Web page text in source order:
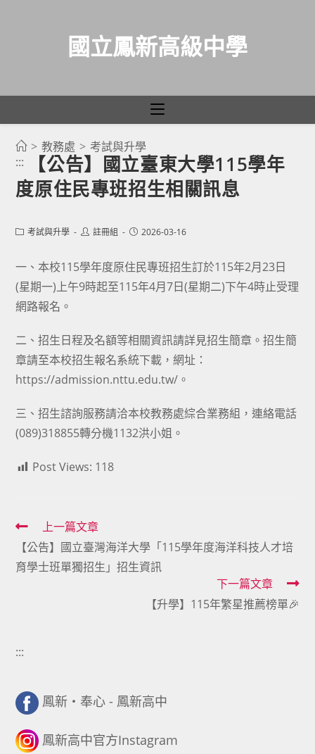
國立鳳新高級中學
> 教務處 > 考試與升學
:::
【公告】國立臺東大學115學年
度原住民專班招生相關訊息
Post考試與升學
Post註冊組
Post2026-03-16
一、本校115學年度原住民專班招生訂於115年2月23日
(星期一)上午9時起至115年4月7日(星期二)下午4時止受理
網路報名。
二、招生日程及名額等相關資訊請詳見招生簡章。招生簡
章請至本校招生報名系統下載，網址：
https://admission.nttu.edu.tw/。
三、招生諮詢服務請洽本校教務處綜合業務組，連絡電話
(089)318855轉分機1132洪小姐。
Post Views: 118
Read
more
articles
上一篇文章
【公告】國立臺灣海洋大學「115學年度海洋科技人才培
育學士班單獨招生」招生資訊
下一篇文章
【升學】115年繁星推薦榜單🎉
:::
鳳新・奉心 - 鳳新高中
鳳新高中官方Instagram